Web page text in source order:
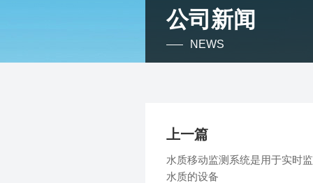
公司新闻
NEWS
上一篇
水质移动监测系统是用于实时
水质的设备